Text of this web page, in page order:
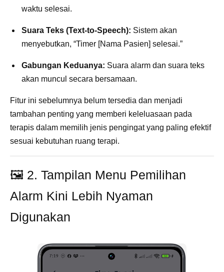
waktu selesai.
Suara Teks (Text-to-Speech): Sistem akan
menyebutkan, “Timer [Nama Pasien] selesai.”
Gabungan Keduanya: Suara alarm dan suara teks
akan muncul secara bersamaan.
Fitur ini sebelumnya belum tersedia dan menjadi
tambahan penting yang memberi keleluasaan pada
terapis dalam memilih jenis pengingat yang paling efektif
sesuai kebutuhan ruang terapi.
🖼️ 2. Tampilan Menu Pemilihan
Alarm Kini Lebih Nyaman
Digunakan